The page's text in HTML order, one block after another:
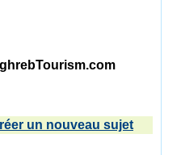
un nouveau sujet